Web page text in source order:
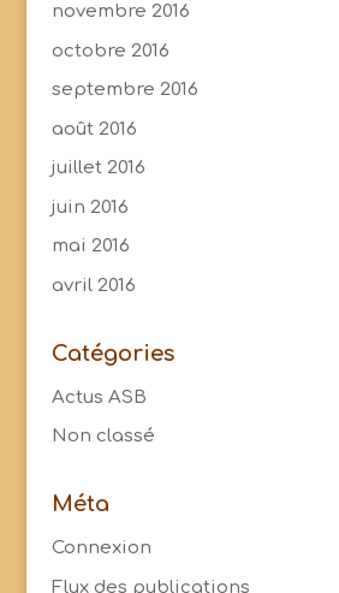
novembre 2016
octobre 2016
septembre 2016
août 2016
juillet 2016
juin 2016
mai 2016
avril 2016
Catégories
Actus ASB
Non classé
Méta
Connexion
Flux des publications